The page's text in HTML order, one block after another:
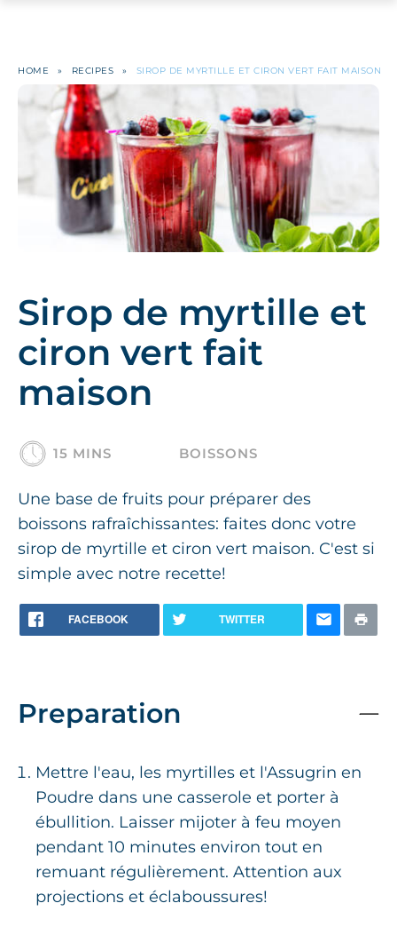
HOME » RECIPES » SIROP DE MYRTILLE ET CIRON VERT FAIT MAISON
Sirop de myrtille et
ciron vert fait
maison
15 MINS BOISSONS
Une base de fruits pour préparer des
boissons rafraîchissantes: faites donc votre
sirop de myrtille et ciron vert maison. C'est si
simple avec notre recette!
FACEBOOK TWITTER
Preparation
Mettre l'eau, les myrtilles et l'Assugrin en
Poudre dans une casserole et porter à
ébullition. Laisser mijoter à feu moyen
pendant 10 minutes environ tout en
remuant régulièrement. Attention aux
projections et éclaboussures!